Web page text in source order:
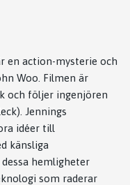
en action-mysterie och
Woo. Filmen är
och följer ingenjören
Jennings
idéer till
känsliga
hemligheter
som raderar